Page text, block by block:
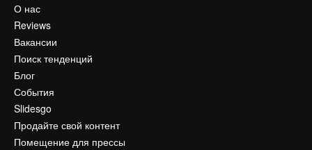
О нас
Reviews
Вакансии
Поиск тенденций
Блог
События
Slidesgo
Продайте свой контент
Помещение для прессы